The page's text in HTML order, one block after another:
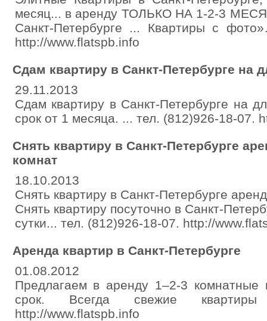
месяц... в аренду ТОЛЬКО НА 1-2-3
Санкт-Петербурге ... Квартиры с
http://www.flatspb.info
Сдам квартиру в Санкт-Петербурге на
29.11.2013
Сдам квартиру в Санкт-Петербурге на
срок от 1 месяца. ... тел. (812)926-18-07.
Снять квартиру в Санкт-Петербурге
комнат
18.10.2013
Снять квартиру в Санкт-Петербурге
Снять квартиру посуточно в Санкт-
сутки... тел. (812)926-18-07. http://
Аренда квартир в Санкт-Петербурге
01.08.2012
Предлагаем в аренду 1–2-3 комнатные
срок. Всегда свежие
http://www.flatspb.info